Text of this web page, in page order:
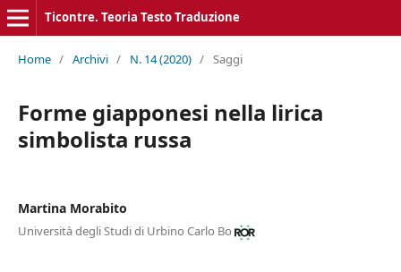
Ticontre. Teoria Testo Traduzione
Home / Archivi / N. 14 (2020) / Saggi
Forme giapponesi nella lirica
simbolista russa
Martina Morabito
Università degli Studi di Urbino Carlo Bo